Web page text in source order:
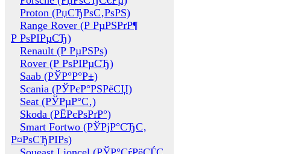
Proton (РџСЂРѕС‚РѕРЅ)
Range Rover (Р РµРЅРґР¶
Р РѕРІРµСЂ)
Renault (Р РµРЅРѕ)
Rover (Р РѕРІРµСЂ)
Saab (РЎР°Р°Р±)
Scania (РЎРєР°РЅРёСЏ)
Seat (РЎРµР°С‚)
Skoda (РЁРєРѕРґР°)
Smart Fortwo (РЎРјР°СЂС‚
Р¤РѕСЂРІРѕ)